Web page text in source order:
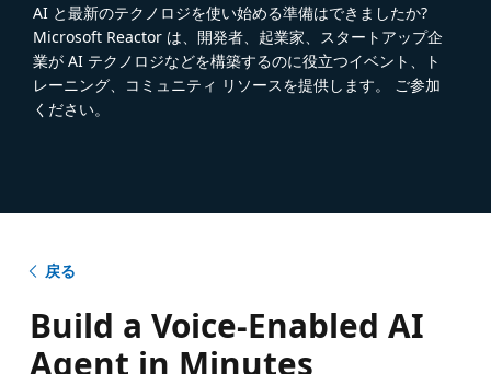
AI と最新のテクノロジを使い始める準備はできましたか?
Microsoft Reactor は、開発者、起業家、スタートアップ企
業が AI テクノロジなどを構築するのに役立つイベント、ト
レーニング、コミュニティ リソースを提供します。 ご参加
ください。
戻る
Build a Voice-Enabled AI
Agent in Minutes